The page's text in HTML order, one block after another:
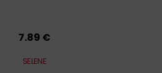
7.89 €
SELENE